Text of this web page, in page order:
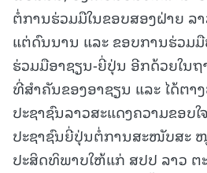
ຕໍ່ການຮ່ວມມືໃນຂອບສອງຝ່າຍ ລ
ແຕ່ດົນນານ ແລະ ຂອບການຮ່ວມ
ຮ່ວມມືອາຊຽນ-ຍີ່ປຸ່ນ ອີກດ້ວຍໃນ
ທີ່ສໍາຄັນຂອງອາຊຽນ ແລະ ໄດ້ຕ
ປະຊາຊົນລາວສະແດງຄວາມຂອບ
ປະຊາຊົນຍີ່ປຸ່ນຕໍ່ການສະໜັບສະ
ປະສິດທິພາບໃຫ້ແກ່ ສປປ ລາວ ຕ